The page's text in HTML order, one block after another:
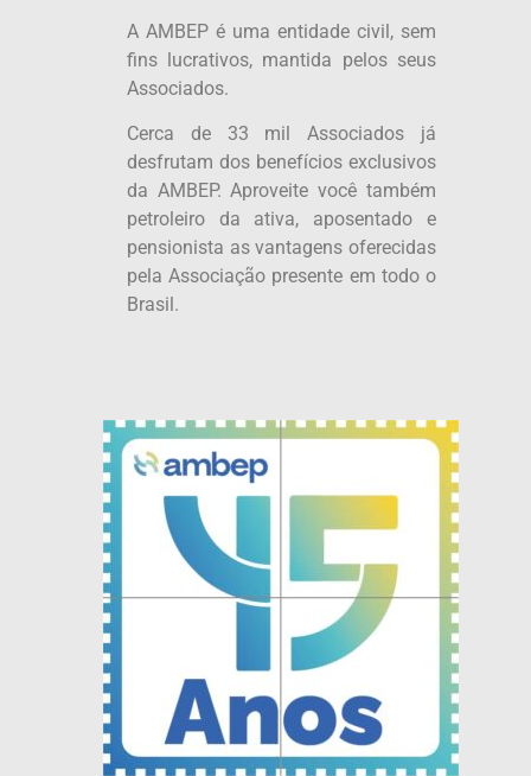
A AMBEP é uma entidade civil, sem
fins lucrativos, mantida pelos seus
Associados.
Cerca de 33 mil Associados já
desfrutam dos benefícios exclusivos
da AMBEP. Aproveite você também
petroleiro da ativa, aposentado e
pensionista as vantagens oferecidas
pela Associação presente em todo o
Brasil.